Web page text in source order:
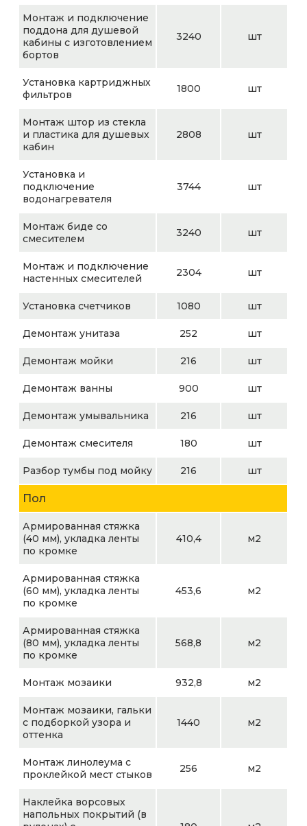
Монтаж и подключение
поддона для душевой
кабины с изготовлением
бортов
3240 шт
Установка картриджных
фильтров
1800 шт
Монтаж штор из стекла
и пластика для душевых
кабин
2808 шт
Установка и
подключение
водонагревателя
3744 шт
Монтаж биде со
смесителем
3240 шт
Монтаж и подключение
настенных смесителей
2304 шт
Установка счетчиков 1080 шт
Демонтаж унитаза 252 шт
Демонтаж мойки 216 шт
Демонтаж ванны 900 шт
Демонтаж умывальника 216 шт
Демонтаж смесителя 180 шт
Разбор тумбы под мойку 216 шт
Пол
Армированная стяжка
(40 мм), укладка ленты
по кромке
410,4 м2
Армированная стяжка
(60 мм), укладка ленты
по кромке
453,6 м2
Армированная стяжка
(80 мм), укладка ленты
по кромке
568,8 м2
Монтаж мозаики 932,8 м2
Монтаж мозаики, гальки
с подборкой узора и
оттенка
1440 м2
Монтаж линолеума с
проклейкой мест стыков
256 м2
Наклейка ворсовых
напольных покрытий (в